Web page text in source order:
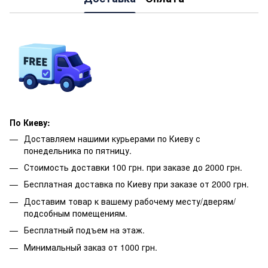
По Киеву:
Доставляем нашими курьерами по Киеву с
понедельника по пятницу.
Стоимость доставки 100 грн. при заказе до 2000 грн.
Бесплатная доставка по Киеву при заказе от 2000 грн.
Доставим товар к вашему рабочему месту/дверям/
подсобным помещениям.
Бесплатный подъем на этаж.
Минимальный заказ от 1000 грн.